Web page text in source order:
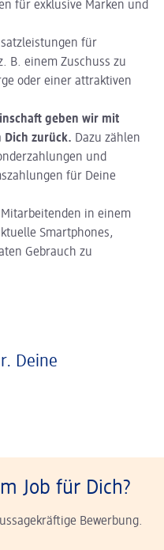
für exklusive Marken und
für
B. einem Zuschuss zu
oder einer attraktiven
geben wir mit
Dich zurück. Dazu zählen
und
für Deine
in einem
Smartphones,
Gebrauch zu
Deine
Job für Dich?
Bewerbung.